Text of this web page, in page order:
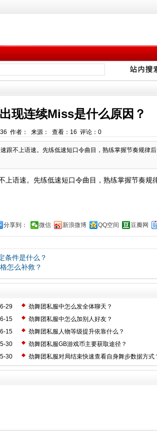
现连续Miss是什么原因？
作者： 来源： 查看： 16 评论： 0
跟不上语速。先练低速短口令曲目，熟练掌握节奏规律
上语速。先练低速短口令曲目，熟练掌握节奏规
分享到：
微信 新浪微博 QQ空间 豆瓣网
条件是什么？
怎么补救？
6-29
劲舞团私服中怎么发全体聊天？
6-15
劲舞团私服中怎么加别人好友？
6-15
劲舞团私服人物等级提升依靠什么？
5-30
劲舞团私服GB游戏币主要获取途径？
5-30
劲舞团私服对局结束快速查看自身舞步数据方式